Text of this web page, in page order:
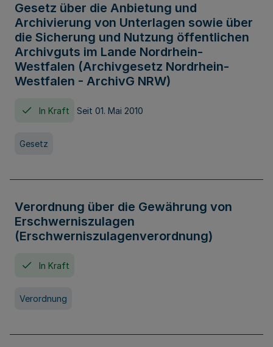
Gesetz über die Anbietung und
Archivierung von Unterlagen sowie über
die Sicherung und Nutzung öffentlichen
Archivguts im Lande Nordrhein-
Westfalen (Archivgesetz Nordrhein-
Westfalen - ArchivG NRW)
In Kraft Seit 01. Mai 2010
Gesetz
Verordnung über die Gewährung von
Erschwerniszulagen
(Erschwerniszulagenverordnung)
In Kraft
Verordnung